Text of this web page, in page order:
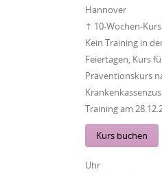
Hannover
↑ 10-Wochen-
Kein Training in
Feiertagen, Kurs
Präventionskurs
Training am
Kurs buchen
Uhr